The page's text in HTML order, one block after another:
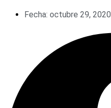
Fecha: octubre 29, 2020